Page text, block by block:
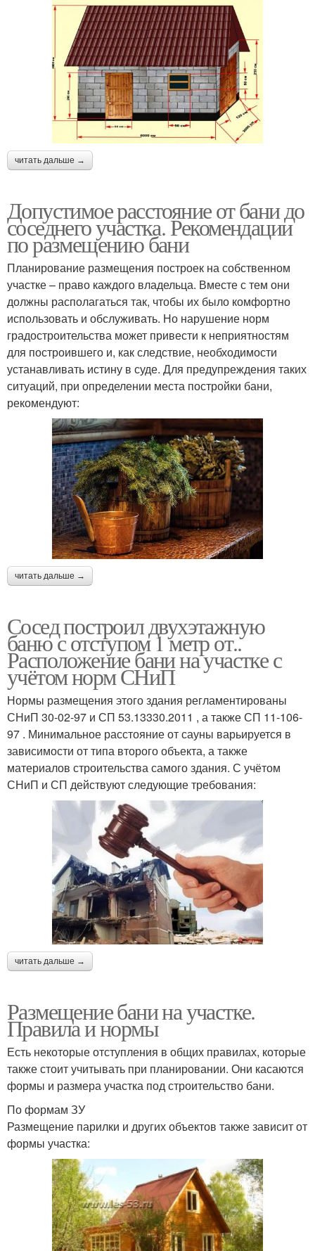
читать дальше →
Допустимое расстояние от бани до
соседнего участка. Рекомендации
по размещению бани
Планирование размещения построек на собственном
участке – право каждого владельца. Вместе с тем они
должны располагаться так, чтобы их было комфортно
использовать и обслуживать. Но нарушение норм
градостроительства может привести к неприятностям
для построившего и, как следствие, необходимости
устанавливать истину в суде. Для предупреждения таких
ситуаций, при определении места постройки бани,
рекомендуют:
читать дальше →
Сосед построил двухэтажную
баню с отступом 1 метр от..
Расположение бани на участке с
учётом норм СНиП
Нормы размещения этого здания регламентированы
СНиП 30-02-97 и СП 53.13330.2011 , а также СП 11-106-
97 . Минимальное расстояние от сауны варьируется в
зависимости от типа второго объекта, а также
материалов строительства самого здания. С учётом
СНиП и СП действуют следующие требования:
читать дальше →
Размещение бани на участке.
Правила и нормы
Есть некоторые отступления в общих правилах, которые
также стоит учитывать при планировании. Они касаются
формы и размера участка под строительство бани.
По формам ЗУ
Размещение парилки и других объектов также зависит от
формы участка: